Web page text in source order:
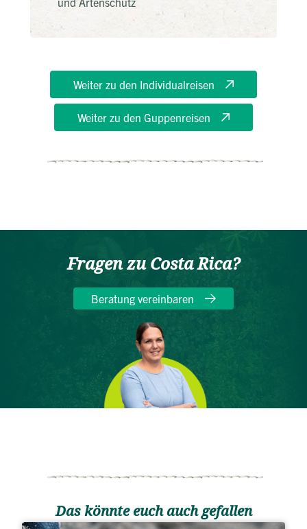
Weiter zu den Individualreisen
Weiter zu den Guppenreisen
Fragen zu Costa Rica?
Beratung vereinbaren
Das könnte euch auch gefallen